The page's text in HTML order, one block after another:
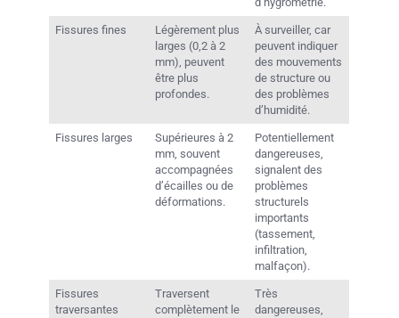
Fissures fines
Légèrement plus
larges (0,2 à 2
mm), peuvent
être plus
profondes.
À surveiller, car
peuvent indiquer
des mouvements
de structure ou
des problèmes
d’humidité.
Fissures larges
Supérieures à 2
mm, souvent
accompagnées
d’écailles ou de
déformations.
Potentiellement
dangereuses,
signalent des
problèmes
structurels
importants
(tassement,
infiltration,
malfaçon).
Fissures
traversantes
Traversent
complètement le
Très
dangereuses,